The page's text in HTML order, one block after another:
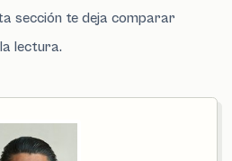
sección te deja comparar
lectura.